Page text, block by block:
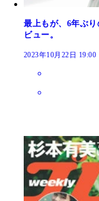
最上もが、6年ぶ
ビュー。
2023年10月22日 19:00